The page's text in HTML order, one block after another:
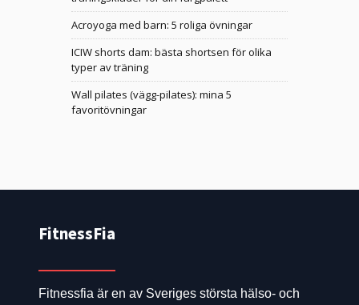
Acroyoga med barn: 5 roliga övningar
ICIW shorts dam: bästa shortsen för olika
typer av träning
Wall pilates (vägg-pilates): mina 5
favoritövningar
FitnessFia
Fitnessfia är en av Sveriges största hälso- och